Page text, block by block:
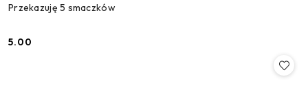
Przekazuję 5 smaczków
Cena:
5.00